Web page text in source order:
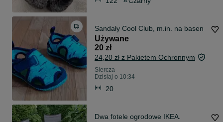
Sandały Cool Club, m.in. na basen
Używane
20 zł
24,20 zł z Pakietem Ochronnym
Siercza
Dzisiaj o 10:34
20
Dwa fotele ogrodowe IKEA.